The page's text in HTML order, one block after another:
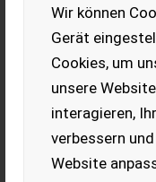
Wir können
Gerät
Cookies, um
unsere
interagieren,
verbessern
Website
Sonstige
Arbeitsbtreite
Leichtzügiger
Gebrauchtes Muratori
schönem Zustand -
EUR 1.590 MwSt